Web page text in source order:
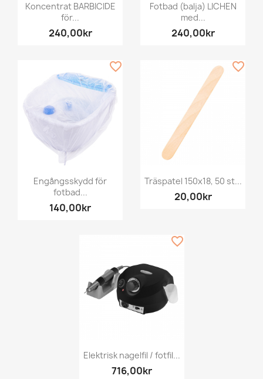
Koncentrat BARBICIDE
för...
240,00kr
Fotbad (balja) LICHEN
med...
240,00kr
Engångsskydd för
fotbad...
140,00kr
favorite_border
Träspatel 150x18, 50 st...
20,00kr
favorite_border
Elektrisk nagelfil / fotfil...
716,00kr
favorite_border